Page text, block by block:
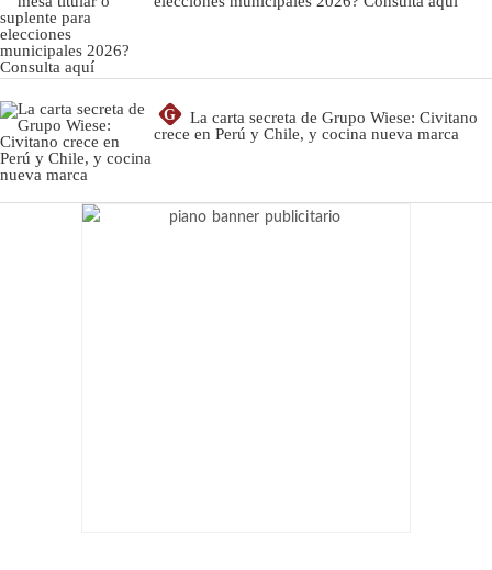
G
La carta secreta de Grupo Wiese: Civitano
crece en Perú y Chile, y cocina nueva marca